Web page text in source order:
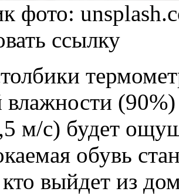
фото:
ссылку
влажности
м/с) будет
обувь
выйдет из